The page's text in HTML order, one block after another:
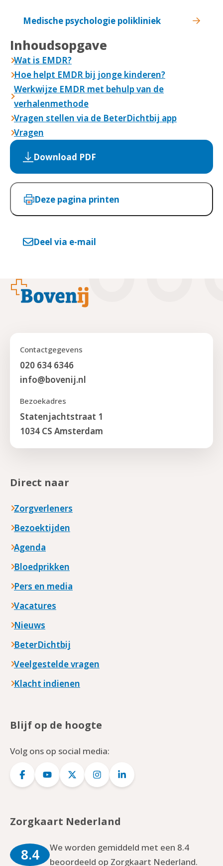
Inhoudsopgave
Wat is EMDR?
Hoe helpt EMDR bij jonge kinderen?
Werkwijze EMDR met behulp van de
verhalenmethode
Vragen stellen via de BeterDichtbij app
Vragen
Download PDF
Deze pagina printen
Deel via e-mail
Medische psychologie polikliniek
Footer
Contactgegevens
020 634 6346
info@bovenij.nl
Bezoekadres
Statenjachtstraat 1
1034 CS Amsterdam
Direct naar
Zorgverleners
Bezoektijden
Agenda
Bloedprikken
Pers en media
Vacatures
Nieuws
BeterDichtbij
Veelgestelde vragen
Klacht indienen
Blijf op de hoogte
Volg ons op social media:
Logo
Logo
Logo
Logo
Logo
Zorgkaart Nederland
8.4
We worden gemiddeld met een 8.4
beoordeeld op Zorgkaart Nederland.